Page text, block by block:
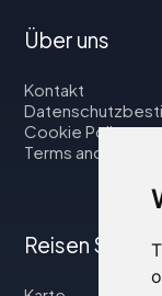
Über uns
Kontakt
Cookie Policy
Terms and
Reisen Sie